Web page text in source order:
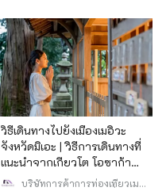
วิธีเดินทางไปยังเมืองเมอิวะ
จังหวัดมิเอะ | วิธีการเดินทางที่
แนะนำจากเกียวโต โอซาก้า
และศาลเจ้าอิเสะ
บริษัทการค้าการท่องเที่ยวเม